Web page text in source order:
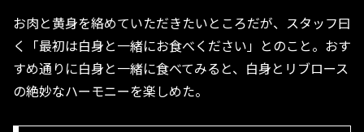
お肉と黄身を絡めていただきたいところだが、スタッフ曰
く「最初は白身と一緒にお食べください」とのこと。おす
すめ通りに白身と一緒に食べてみると、白身とリブロース
の絶妙なハーモニーを楽しめた。